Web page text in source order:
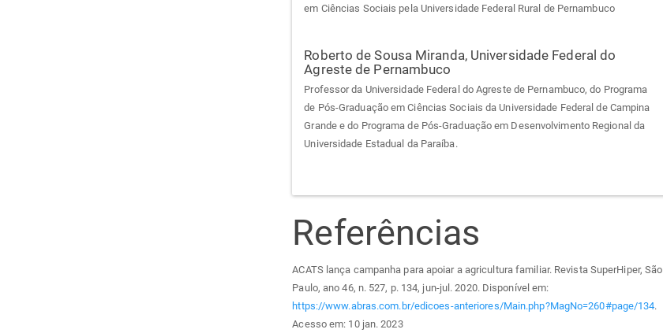
em Ciências Sociais pela Universidade Federal Rural de Pernambuco
Roberto de Sousa Miranda, Universidade Federal do
Agreste de Pernambuco
Professor da Universidade Federal do Agreste de Pernambuco, do Programa
de Pós-Graduação em Ciências Sociais da Universidade Federal de Campina
Grande e do Programa de Pós-Graduação em Desenvolvimento Regional da
Universidade Estadual da Paraíba.
Referências
ACATS lança campanha para apoiar a agricultura familiar. Revista SuperHiper, São
Paulo, ano 46, n. 527, p. 134, jun-jul. 2020. Disponível em:
https://www.abras.com.br/edicoes-anteriores/Main.php?MagNo=260#page/134.
Acesso em: 10 jan. 2023